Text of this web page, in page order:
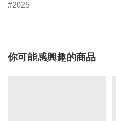
2025
你可能感興趣的商品